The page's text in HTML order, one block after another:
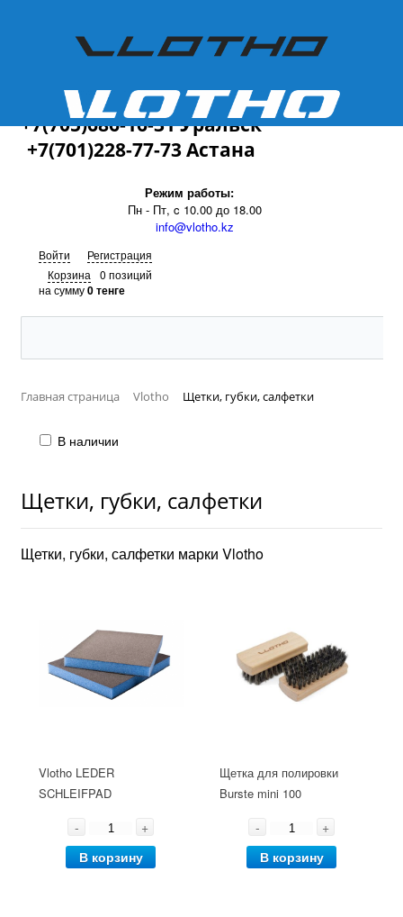
+7(701)228-77-73
+7(705)686-16-31 Уральск
+7(701)228-77-73 Астана
Режим работы:
Пн - Пт, c 10.00 до 18.00
info@vlotho.kz
Войти
Регистрация
Корзина
0 позиций
на сумму0 тенге
Главная страница Vlotho Щетки, губки, салфетки
В наличии
Щетки, губки, салфетки
Щетки, губки, салфетки марки Vlotho
Vlotho LEDER
SCHLEIFPAD
-
+
В корзину
Щетка для полировки
Burste mini 100
-
+
В корзину